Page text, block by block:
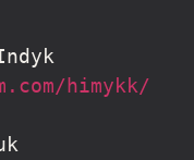
himykk/